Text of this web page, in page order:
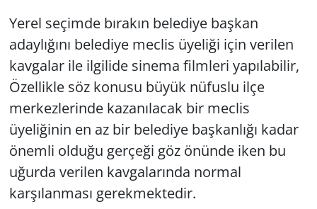
Yerel seçimde bırakın belediye başkan
adaylığını belediye meclis üyeliği için verilen
kavgalar ile ilgilide sinema filmleri yapılabilir,
Özellikle söz konusu büyük nüfuslu ilçe
merkezlerinde kazanılacak bir meclis
üyeliğinin en az bir belediye başkanlığı kadar
önemli olduğu gerçeği göz önünde iken bu
uğurda verilen kavgalarında normal
karşılanması gerekmektedir.